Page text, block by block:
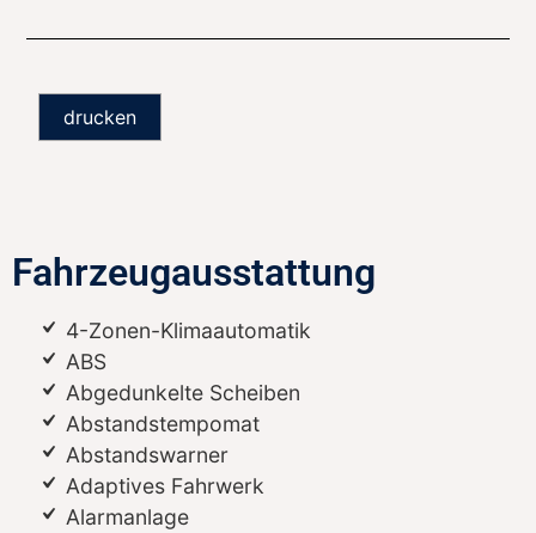
drucken
Fahrzeugausstattung
4-Zonen-Klimaautomatik
ABS
Abgedunkelte Scheiben
Abstandstempomat
Abstandswarner
Adaptives Fahrwerk
Alarmanlage